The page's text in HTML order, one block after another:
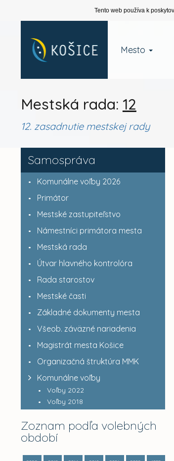
Tento web používa k
Mesto
Mestská rada: 12
12. zasadnutie mestskej rady
Samospráva
Komunálne voľby 2026
Primátor
Mestské zastupiteľstvo
Námestníci primátora mesta
Mestská rada
Útvar hlavného kontrolóra
Rada starostov
Mestské časti
Základné dokumenty mesta
Všeob. záväzné nariadenia
Magistrát mesta Košice
Organizačná štruktúra MMK
Komunálne voľby
Voľby 2022
Voľby 2018
Zoznam podľa volebných
období